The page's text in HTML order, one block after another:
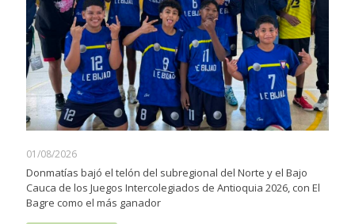
01/08/2026
Donmatías bajó el telón del subregional del Norte y el Bajo
Cauca de los Juegos Intercolegiados de Antioquia 2026, con El
Bagre como el más ganador